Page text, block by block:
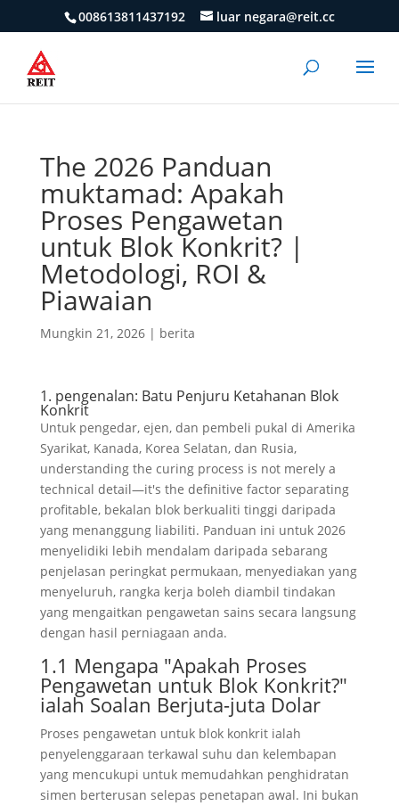
008613811437192 luar negara@reit.cc
The 2026 Panduan
muktamad: Apakah
Proses Pengawetan
untuk Blok Konkrit? |
Metodologi, ROI &
Piawaian
Mungkin 21, 2026| berita
1. pengenalan: Batu Penjuru Ketahanan Blok
Konkrit
Untuk pengedar, ejen, dan pembeli pukal di Amerika
Syarikat, Kanada, Korea Selatan, dan Rusia,
understanding the curing process is not merely a
technical detail—it's the definitive factor separating
profitable, bekalan blok berkualiti tinggi daripada
yang menanggung liabiliti. Panduan ini untuk 2026
menyelidiki lebih mendalam daripada sebarang
penjelasan peringkat permukaan, menyediakan yang
menyeluruh, rangka kerja boleh diambil tindakan
yang mengaitkan pengawetan sains secara langsung
dengan hasil perniagaan anda.
1.1 Mengapa "Apakah Proses
Pengawetan untuk Blok Konkrit?"
ialah Soalan Berjuta-juta Dolar
Proses pengawetan untuk blok konkrit ialah
penyelenggaraan terkawal suhu dan kelembapan
yang mencukupi untuk memudahkan penghidratan
simen berterusan selepas penetapan awal. Ini bukan